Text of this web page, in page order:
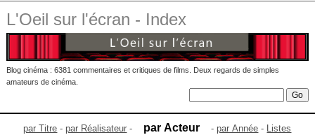
L'Oeil sur l'écran - Index
Blog cinéma : 6381 commentaires et critiques de films. Deux regards de simples
amateurs de cinéma.
par Titre -par Réalisateur - par Acteur -par Année - Listes